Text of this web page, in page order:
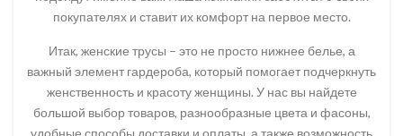
покупателях и ставит их комфорт на первое место.
Итак, женские трусы – это не просто нижнее белье, а
важный элемент гардероба, который помогает подчеркнуть
женственность и красоту женщины. У нас вы найдете
большой выбор товаров, разнообразные цвета и фасоны,
удобные способы доставки и оплаты, а также возможность